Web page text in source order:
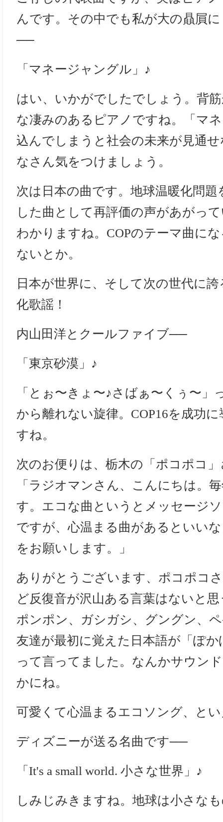
んです。その中でも私が大の贔屓
──
「マネージャングル」♪
はい、いかがでしたでしょう。背
な凄みのあるピアノですね。「マ
込んでしまうと社会の未来が見通
なさん気をつけましょう。
次は日本の曲です。地球温暖化問
した曲として再評価の声があがっ
わかりますね。COPのテーマ曲に
ないとか。
日本が世界に、そして次の世代に
化歌謡！
内山田洋とクールファイブ──
「東京砂漠」♪
「とぉ〜きょ〜♪さばぁ〜くぅ〜」
から離れない旋律。COP16を成功
すね。
次のお便りは、栃木の「ポコポコ
「ラジオマンさん、こんにちは。
す。エコな曲というとメッセージ
ですが、心温まる曲があるといい
をお願いします。」
ありがとうございます、ポコポコ
ど反復音が沢山ある言葉はないと
ポンポン、ガシガシ、グングン、
友達が最初に覚えた日本語が「ぽ
って言ってました。なんかサウン
かにね。
可愛くて心温まるエコソング、と
ディズニーが送る名曲です──
「It's a small world. 小さな世界」♪
しみじみきますね。地球は小さな